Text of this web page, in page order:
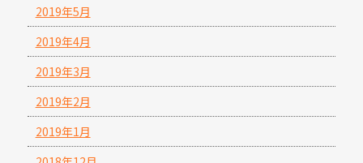
2019年5月
2019年4月
2019年3月
2019年2月
2019年1月